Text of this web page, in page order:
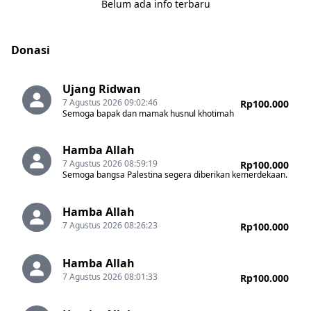
Belum ada info terbaru
Donasi
Ujang Ridwan
Rp100.000
7 Agustus 2026 09:02:46
Semoga bapak dan mamak husnul khotimah
Hamba Allah
Rp100.000
7 Agustus 2026 08:59:19
Semoga bangsa Palestina segera diberikan kemerdekaan.
Hamba Allah
Rp100.000
7 Agustus 2026 08:26:23
Hamba Allah
Rp100.000
7 Agustus 2026 08:01:33